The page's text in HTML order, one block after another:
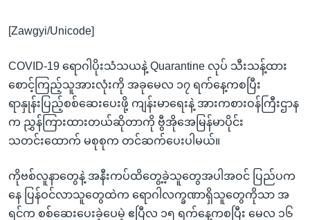
ရန်
သို့
ကျော်
ရန်
[Zawgyi/Unicode]
COVID-19 ရောဂါပိုးသံသယနဲ့ Quarantine လုပ် သီးသန့်ထား
စောင့်ကြည့်သူအားလုံးကို အခုမေလ ၁၇ ရက်နေ့ကစပြီး
ရာနှုန်းပြည့်စစ်ဆေးပေးဖို့ ကျန်းမာရေးနဲ့ အားကစားဝန်ကြီးဌာန
က ညွှန်ကြားထားတယ်ဆိုတာကို ဗွီအိုအေမြန်မာပိုင်း
သတင်းထောက် မစုစုက တင်ဆက်ပေးပါမယ်။
ကိုဗစ်လူနာတွေနဲ့ အနီးကပ်ထိတွေ့ခဲ့သူတွေအပါအဝင် ပြည်ပက
နေ ပြန်ဝင်လာသူတွေထဲက ရောဂါလက္ခဏာရှိသူတွေကိုသာ အ
ရင်က စစ်ဆေးပေးခဲ့ပေမဲ့ ဧပြီလ ၁၅ ရက်နေ့ကစပြီး မေလ ၁၆